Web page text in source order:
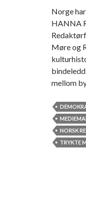
Norge
HANNA
Møre og
mellom
NORSK
TRYKTE